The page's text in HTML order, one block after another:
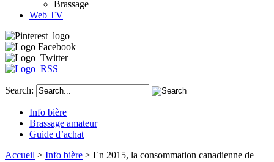
Brassage
Web TV
Search:
Info bière
Brassage amateur
Guide d’achat
Accueil > Info bière > En 2015, la consommation canadienne de